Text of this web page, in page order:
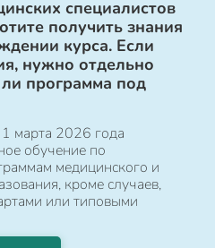
специалистов
получить знания
курса. Если
нужно отдельно
программа под
марта 2026 года
обучение по
медицинского и
кроме случаев,
или типовыми